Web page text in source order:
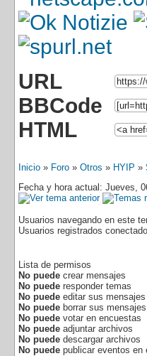
URL
BBCode
HTML
Inicio » Foro » Otros » HYIP »
Fecha y hora actual: Jueves,
Usuarios navegando en este
Usuarios registrados
Lista de permisos
No puede crear mensajes
No puede responder temas
No puede editar sus mensajes
No puede borrar sus mensajes
No puede votar en encuestas
No puede adjuntar archivos
No puede descargar archivos
No puede publicar eventos en